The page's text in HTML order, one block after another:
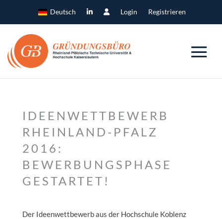
Deutsch Login Registrieren
IDEENWETTBEWERB
RHEINLAND-PFALZ
2016:
BEWERBUNGSPHASE
GESTARTET!
Der Ideenwettbewerb aus der Hochschule Koblenz